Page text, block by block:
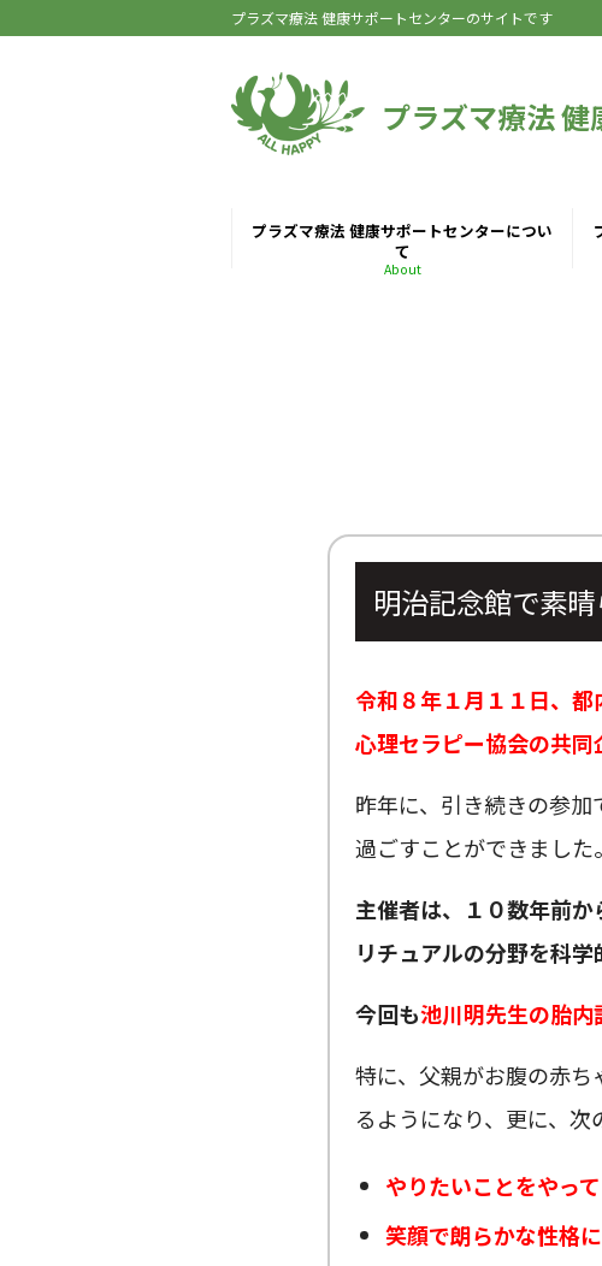
プラズマ療法 健康サポートセンターのサイトです
プラズマ療法
プラズマ療法 健康サポートセンターについ
て
About
明治記念館で素
令和８年１月１１日、
心理セラピー協会の共同
昨年に、引き続きの参
過ごすことができました。
主催者は、１０数年前
リチュアルの分野を科学
今回も池川明先生の胎内
特に、父親がお腹の赤
るようになり、更に、次
やりたいことをやっ
笑顔で朗らかな性格